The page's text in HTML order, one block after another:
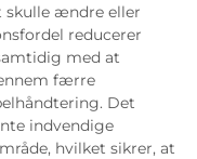
skulle ændre eller
reducerer
med at
færre
Det
indvendige
hvilket sikrer, at